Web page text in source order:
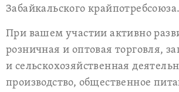
Забайкальского крайпотребсоюза.
При вашем участии активно
розничная и оптовая торговля,
и сельскохозяйственная
производство, общественное